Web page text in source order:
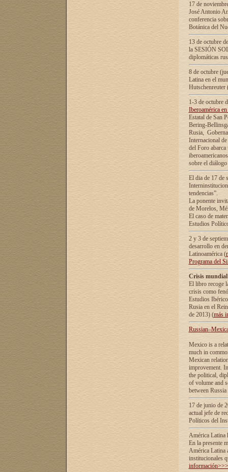
17 de
José Antonio
conferencia
Botánica del
13 de octubre
la SESIÓN
diplomáticas
8 de octubre
Latina en el
1-3 de octubre
Iberoamérica
Estatal de San
Bering-
Rusia,
Internacional
del Foro
sobre el
El dia de 17 de
tendencias”.
La ponente
de Morelos,
El caso de
Estudios
2 y 3 de
desarrollo en
Latinoamérica (
Programa del
Crisis
El libro recoge
crisis como
Estudios
Rusia en el
de 2013) (más
Mexico is a
much in
Mexican
improvement.
the political,
of volume and
between
17 de junio de
actual jefe de
Políticos del
América Latina
En la presente
América Latina
institucionales
información>>>